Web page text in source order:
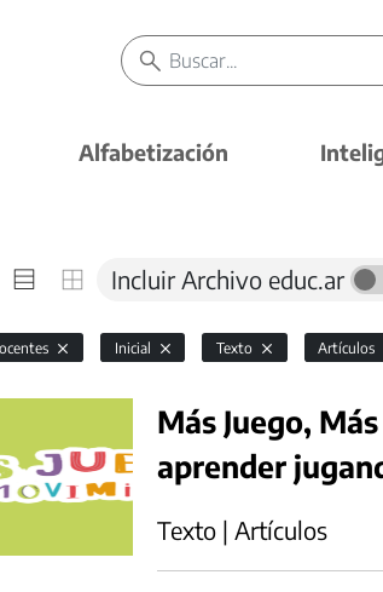
Alfabetización
Incluir Archivo educ.ar
Inicial Texto Artículos
Más Juego,
aprender
Texto | Artículos